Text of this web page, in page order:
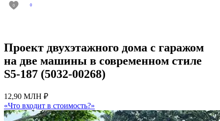
0 0
Проект двухэтажного дома с гаражом
на две машины в современном стиле
S5-187 (5032-00268)
12,90 МЛН ₽
«Что входит в стоимость?»